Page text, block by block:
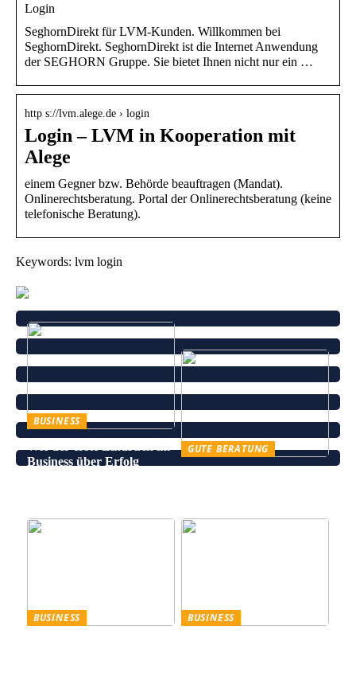
Login
SeghornDirekt für LVM-Kunden. Willkommen bei
SeghornDirekt. SeghornDirekt ist die Internet Anwendung
der SEGHORN Gruppe. Sie bietet Ihnen nicht nur ein …
http s://lvm.alege.de › login
Login – LVM in Kooperation mit
Alege
einem Gegner bzw. Behörde beauftragen (Mandat).
Onlinerechtsberatung. Portal der Onlinerechtsberatung (keine
telefonische Beratung).
Keywords: lvm login
BUSINESS
Business über Erfolg
GUTE BERATUNG
BUSINESS
BUSINESS